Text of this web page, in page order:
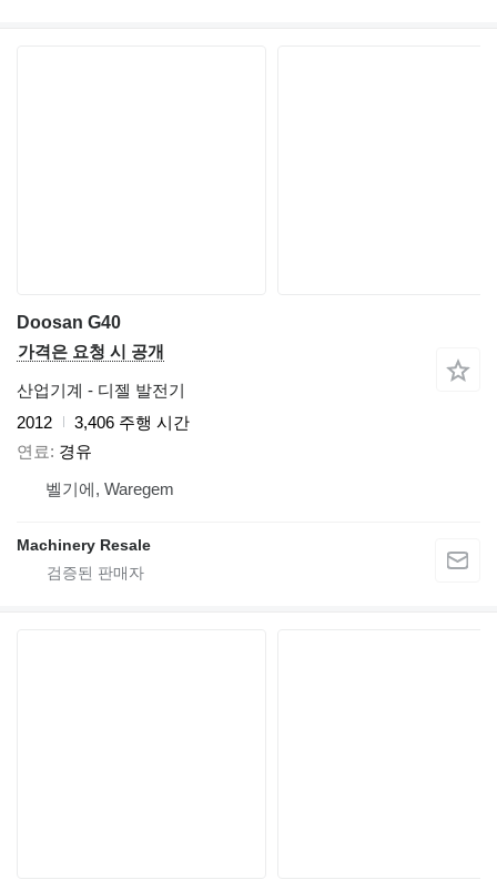
Doosan G40
가격은 요청 시 공개
산업기계 - 디젤 발전기
2012
3,406 주행 시간
연료 경유
벨기에, Waregem
Machinery Resale